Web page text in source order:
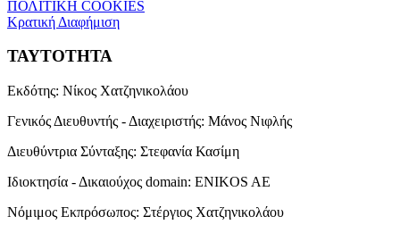
ΠΟΛΙΤΙΚΗ COOKIES
Κρατική Διαφήμιση
ΤΑΥΤΟΤΗΤΑ
Εκδότης: Νίκος Χατζηνικολάου
Γενικός Διευθυντής - Διαχειριστής: Μάνος Νιφλής
Διευθύντρια Σύνταξης: Στεφανία Κασίμη
Ιδιοκτησία - Δικαιούχος domain: ENIKOS AE
Νόμιμος Εκπρόσωπος: Στέργιος Χατζηνικολάου